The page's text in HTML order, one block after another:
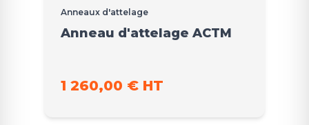
Anneaux d'attelage
Anneau d'attelage ACTM
1 260,00 € HT